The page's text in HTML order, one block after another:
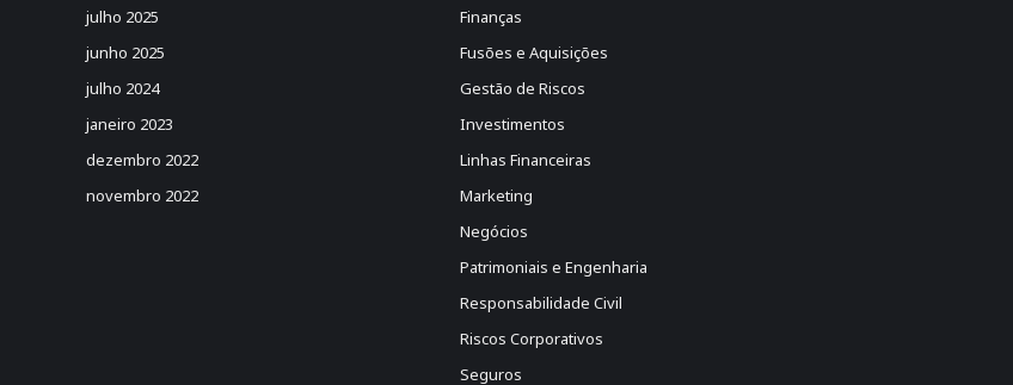
julho 2025
junho 2025
julho 2024
janeiro 2023
dezembro 2022
novembro 2022
Finanças
Fusões e Aquisições
Gestão de Riscos
Investimentos
Linhas Financeiras
Marketing
Negócios
Patrimoniais e Engenharia
Responsabilidade Civil
Riscos Corporativos
Seguros